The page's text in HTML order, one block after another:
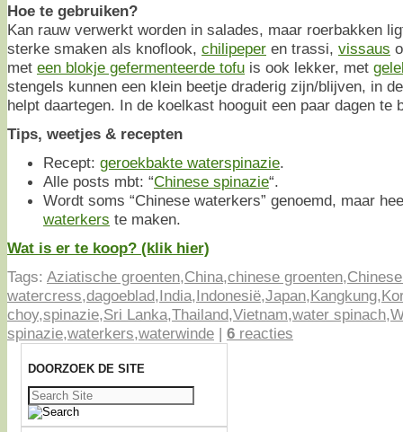
Hoe te gebruiken?
Kan rauw verwerkt worden in salades, maar roerbakken
sterke smaken als knoflook, chilipeper en trassi, vissaus
met een blokje gefermenteerde tofu is ook lekker, met
stengels kunnen een klein beetje draderig zijn/blijven, in
helpt daartegen. In de koelkast hooguit een paar dagen te
Tips, weetjes & recepten
Recept: geroekbakte waterspinazie.
Alle posts mbt: “Chinese spinazie“.
Wordt soms “Chinese waterkers” genoemd, maar
waterkers te maken.
Wat is er te koop? (klik hier)
Tags: Aziatische groenten,China,chinese groenten,
watercress,dagoeblad,India,Indonesië,Japan,Kangkung,
choy,spinazie,Sri Lanka,Thailand,Vietnam,water spinach,
spinazie,waterkers,waterwinde | 6 reacties
DOORZOEK DE SITE
Zoeken
naar: